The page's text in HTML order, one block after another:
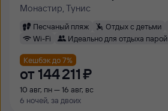
Монастир, Тунис
Песчаный пляж Отдых с детьми
Wi-Fi
Идеально для отдыха парой
Кешбэк до 7%
от 144 ⁠211 ⁠₽
10 авг, пн — 16 авг, вс
6 ночей, за двоих